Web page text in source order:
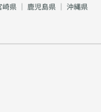
崎県 ｜ 鹿児島県 ｜ 沖縄県